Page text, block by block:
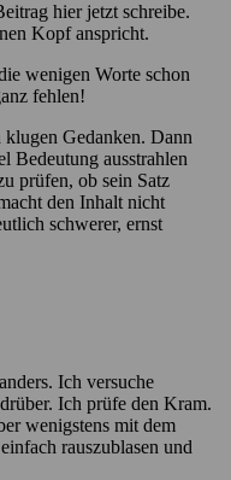
hier jetzt schreibe.
Kopf anspricht.
wenigen Worte schon
fehlen!
Gedanken. Dann
Bedeutung ausstrahlen
prüfen, ob sein Satz
den Inhalt nicht
schwerer, ernst
Ich versuche
Ich prüfe den Kram.
wenigstens mit dem
rauszublasen und